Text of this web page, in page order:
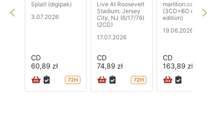
Splat! (digipak)
3.07.2026
CD
60,89 zł
72H
Live At Roosevelt
Stadium, Jersey
City, NJ (6/17/76)
(2CD)
17.07.2026
CD
74,89 zł
72H
marillion.com
(3CD+BD deluxe
edition)
19.06.2026
CD
163,89 zł